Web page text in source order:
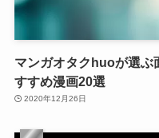
マンガオタクhuoが選ぶ
すすめ漫画20選
2020年12月26日